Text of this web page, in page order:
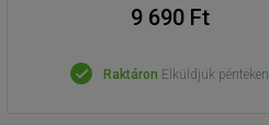
9 690 Ft
Raktáron Elküldjük pénteken